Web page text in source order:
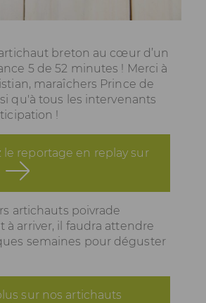
breton au cœur d’un
5 de 52 minutes ! Merci à
maraîchers Prince de
qu'à tous les intervenants
!
le reportage en replay sur
artichauts poivrade
à arriver, il faudra attendre
semaines pour déguster
sur nos artichauts